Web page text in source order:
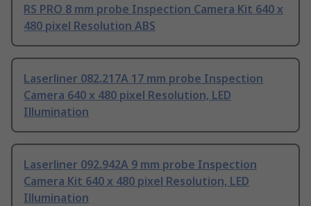
RS PRO 8 mm probe Inspection Camera Kit 640 x
480 pixel Resolution ABS
Laserliner 082.217A 17 mm probe Inspection
Camera 640 x 480 pixel Resolution, LED
Illumination
Laserliner 092.942A 9 mm probe Inspection
Camera Kit 640 x 480 pixel Resolution, LED
Illumination